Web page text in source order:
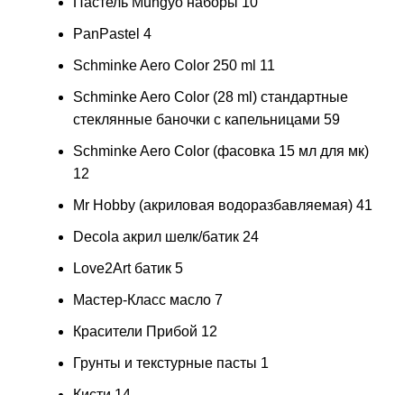
PanPastel 4
Schminke Aero Color 250 ml 11
Schminke Aero Color (28 ml) стандартные
стеклянные баночки с капельницами 59
Schminke Aero Color (фасовка 15 мл для мк)
12
Mr Hobby (акриловая водоразбавляемая) 41
Decola акрил шелк/батик 24
Love2Art батик 5
Мастер-Класс масло 7
Красители Прибой 12
Грунты и текстурные пасты 1